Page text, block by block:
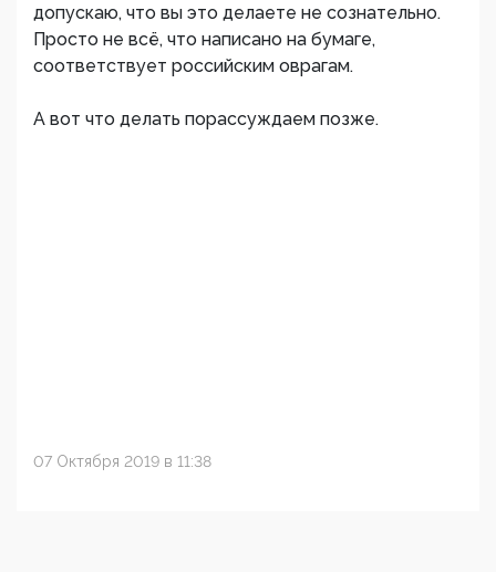
допускаю, что вы это делаете не сознательно.
Просто не всё, что написано на бумаге,
соответствует российским оврагам.
А вот что делать порассуждаем позже.
07 Октября 2019 в 11:38